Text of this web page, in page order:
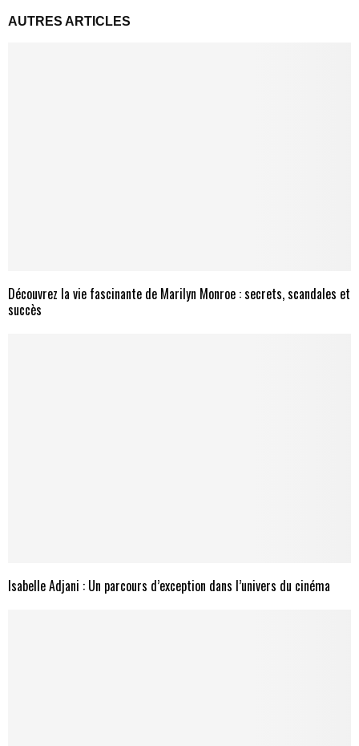
AUTRES ARTICLES
Découvrez la vie fascinante de Marilyn Monroe : secrets, scandales et
succès
Isabelle Adjani : Un parcours d’exception dans l’univers du cinéma